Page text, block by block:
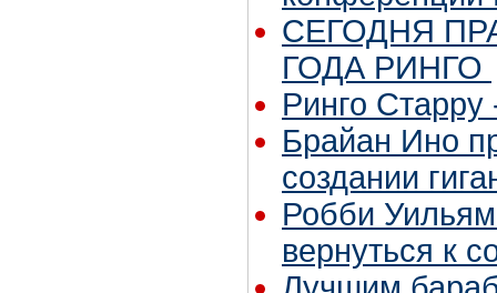
СЕГОДНЯ
ГОДА РИНГО
Ринго Старру
Брайан Ино
создании
Робби
вернуться к